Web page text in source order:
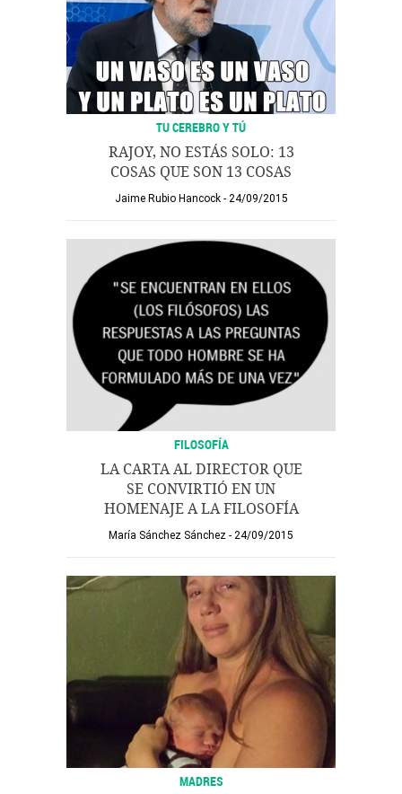
TU CEREBRO Y TÚ
RAJOY, NO ESTÁS SOLO: 13
COSAS QUE SON 13 COSAS
Jaime Rubio Hancock 24/09/2015
FILOSOFÍA
LA CARTA AL DIRECTOR QUE
SE CONVIRTIÓ EN UN
HOMENAJE A LA FILOSOFÍA
María Sánchez Sánchez 24/09/2015
MADRES